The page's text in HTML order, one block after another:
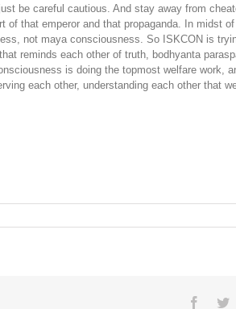
be careful cautious. And stay away from
of that emperor and that propaganda. In midst
not maya consciousness. So ISKCON is
reminds each other of truth, bodhyanta
is doing the topmost welfare work,
each other, understanding each other that